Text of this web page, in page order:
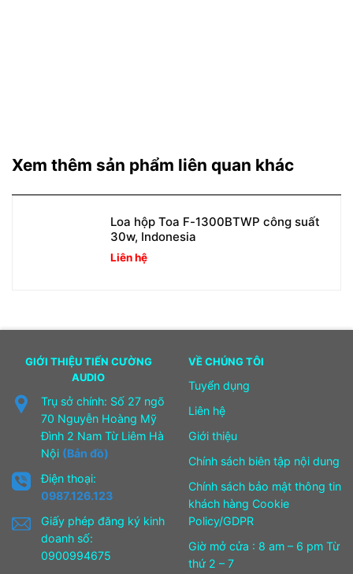
Xem thêm sản phẩm liên quan khác
Loa hộp Toa F-1300BTWP công suất
30w, Indonesia
Liên hệ
GIỚI THIỆU TIẾN CƯỜNG
AUDIO
Trụ sở chính: Số 27 ngõ
70 Nguyễn Hoàng Mỹ
Đình 2 Nam Từ Liêm Hà
Nội (Bản đồ)
Điện thoại:
0987.126.123
Giấy phép đăng ký kinh
doanh số:
0900994675
VỀ CHÚNG TÔI
Tuyển dụng
Liên hệ
Giới thiệu
Chính sách biên tập nội dung
Chính sách bảo mật thông tin
khách hàng Cookie
Policy/GDPR
Giờ mở cửa : 8 am – 6 pm Từ
thứ 2 – 7